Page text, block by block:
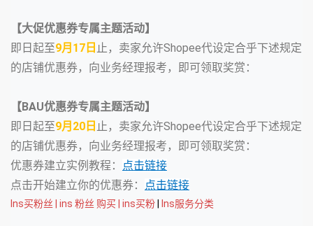
【大促优惠券专属主题活动】
即日起至9月17日 止，卖家允许Shopee代设定合乎下述规定
的店铺优惠券，向业务经理报考，即可领取奖赏：
【BAU优惠券专属主题活动】
即日起至9月20日 止，卖家允许Shopee代设定合乎下述规定
的店铺优惠券，向业务经理报考，即可领取奖赏：
优惠券建立实例教程：
点击链接
点击开始建立你的优惠券：
点击链接
Ins买粉丝 | ins 粉丝 购买 | ins买粉 Ins服务分类